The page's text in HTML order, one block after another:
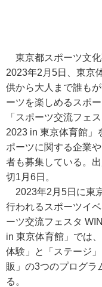
東京都スポーツ文
2023年2月5日、東京
供から大人まで誰も
ーツを楽しめるスポ
「スポーツ交流フェ
2023 in 東京体育館」
ポーツに関する企業
者も募集している。
切1月6日。
2023年2月5日に東
行われるスポーツイ
ーツ交流フェスタ
in 東京体育館」では
体験」と「ステージ
販」の3つのプログラ
る。